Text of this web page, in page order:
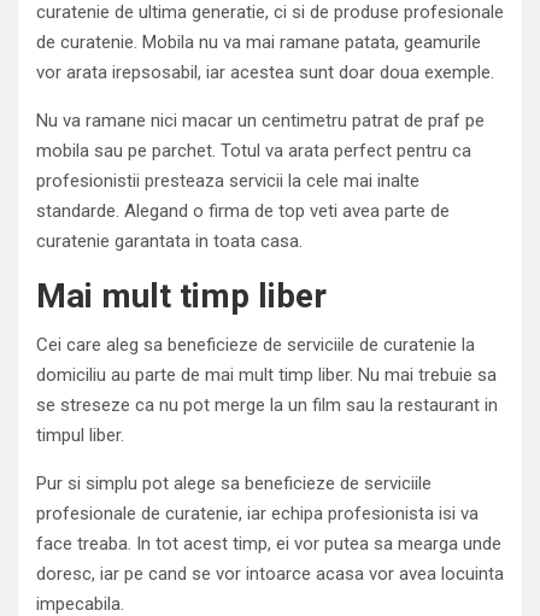
curatenie de ultima generatie, ci si de produse profesionale
de curatenie. Mobila nu va mai ramane patata, geamurile
vor arata irepsosabil, iar acestea sunt doar doua exemple.
Nu va ramane nici macar un centimetru patrat de praf pe
mobila sau pe parchet. Totul va arata perfect pentru ca
profesionistii presteaza servicii la cele mai inalte
standarde. Alegand o firma de top veti avea parte de
curatenie garantata in toata casa.
Mai mult timp liber
Cei care aleg sa beneficieze de serviciile de curatenie la
domiciliu au parte de mai mult timp liber. Nu mai trebuie sa
se streseze ca nu pot merge la un film sau la restaurant in
timpul liber.
Pur si simplu pot alege sa beneficieze de serviciile
profesionale de curatenie, iar echipa profesionista isi va
face treaba. In tot acest timp, ei vor putea sa mearga unde
doresc, iar pe cand se vor intoarce acasa vor avea locuinta
impecabila.